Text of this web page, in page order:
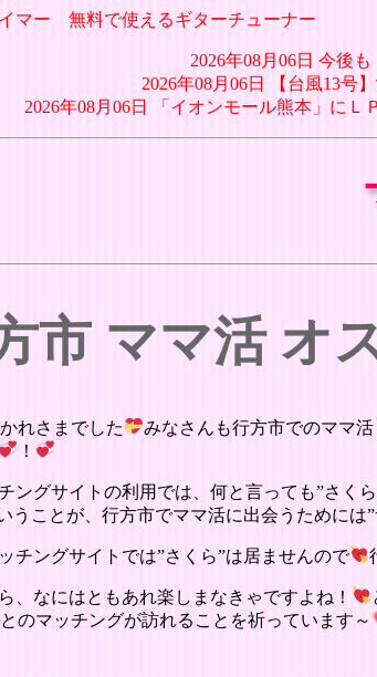
マー 無料で使えるギターチューナー
2026年08月06日 今後
2026年08月06日 【台風13号
2026年08月06日 「イオンモール熊本」に
市 ママ活 オ
れさまでした みなさんも行方市でのママ活
！
ングサイトの利用では、何と言っても”さく
うことが、行方市でママ活に出会うために
チングサイトでは”さくら”は居ませんので
、なにはともあれ楽しまなきゃですよね！
のマッチングが訪れることを祈っています～